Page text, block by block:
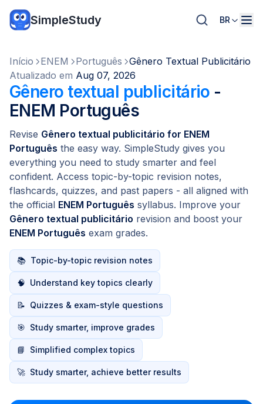
SimpleStudy BR
Início ENEM Português
Gênero Textual Publicitário
Atualizado em Aug 07, 2026
Gênero textual publicitário -
ENEM Português
Revise Gênero textual publicitário for ENEM
Português the easy way. SimpleStudy gives you
everything you need to study smarter and feel
confident. Access topic-by-topic revision notes,
flashcards, quizzes, and past papers - all aligned with
the official ENEM Português syllabus. Improve your
Gênero textual publicitário revision and boost your
ENEM Português exam grades.
📚 Topic-by-topic revision notes
🧠 Understand key topics clearly
📝 Quizzes & exam-style questions
🎯 Study smarter, improve grades
📘 Simplified complex topics
🚀 Study smarter, achieve better results